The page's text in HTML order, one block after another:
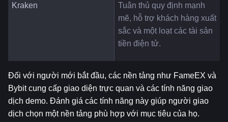
Kraken
Tuân thủ quy định mạnh
mẽ, hỗ trợ khách hàng xuất
sắc và một loạt các tài sản
tiền điện tử.
Đối với người mới bắt đầu, các nền tảng như FameEX và
Bybit cung cấp giao diện trực quan và các tính năng giao
dịch demo. Đánh giá các tính năng này giúp người giao
dịch chọn một nền tảng phù hợp với mục tiêu của họ.